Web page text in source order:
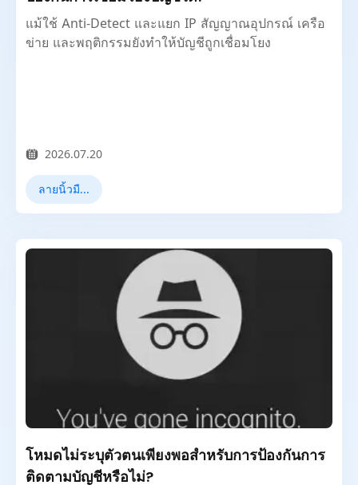
แม้ใช้ Anti-Detect และแยก IP สัญญาณอุปกรณ์ เครือ
ข่าย และพฤติกรรมยังทำให้บัญชีถูกเชื่อมโยง
2026.07.20
ลายนิ้วมือเบราว์เซอร์
โหมดไม่ระบุตัวตนเพียงพอสำหรับการป้องกันการ
ติดตามบัญชีหรือไม่?